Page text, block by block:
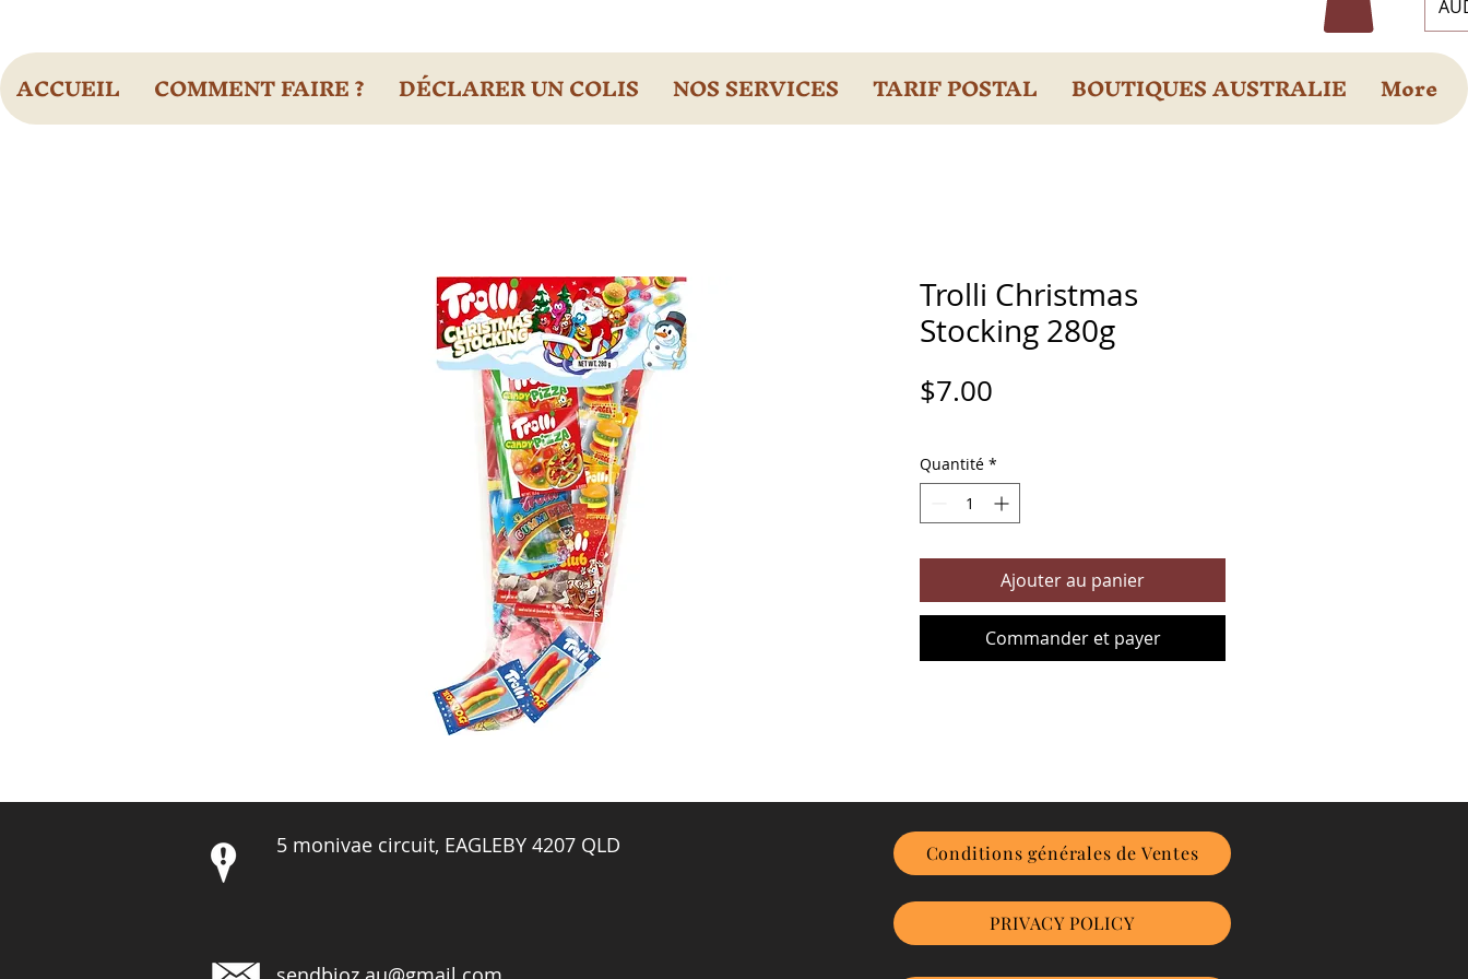
ACCUEIL COMMENT FAIRE ? DÉCLARER UN COLIS NOS SERVICES TARIF POSTAL BOUTIQUES AUSTRALIE More
Trolli Christmas
Stocking 280g
$7.00
Quantité *
Ajouter au panier
Commander et payer
5 monivae circuit, EAGLEBY 4207 QLD Conditions générales de Ventes
PRIVACY POLICY